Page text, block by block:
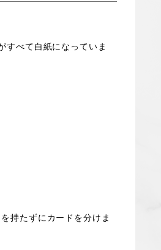
すべて白紙になっていま
持たずにカードを分けま